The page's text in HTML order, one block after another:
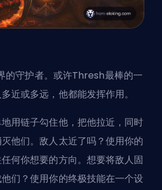
的守护者。或许Thresh最棒的一
近或多远，他都能发挥作用。
用链子勾住他，把他拉近，同时
他们。敌人太近了吗？使用你的
何你想要的方向。想要将敌人固
们？使用你的终极技能在一个设